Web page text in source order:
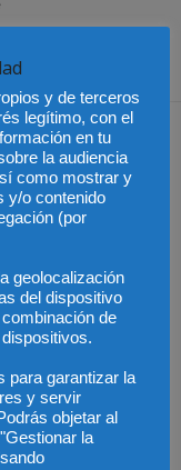
y de terceros
legítimo, con el
en tu
la audiencia
como mostrar y
y/o contenido
(por
geolocalización
del dispositivo
de
para garantizar la
y servir
objetar al
la